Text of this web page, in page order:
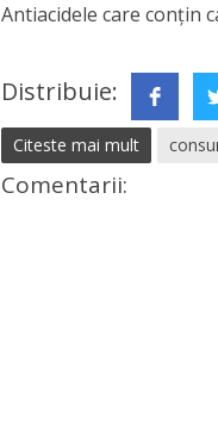
Antiacidele care conțin
Distribuie:
Citeste mai mult
Comentarii: